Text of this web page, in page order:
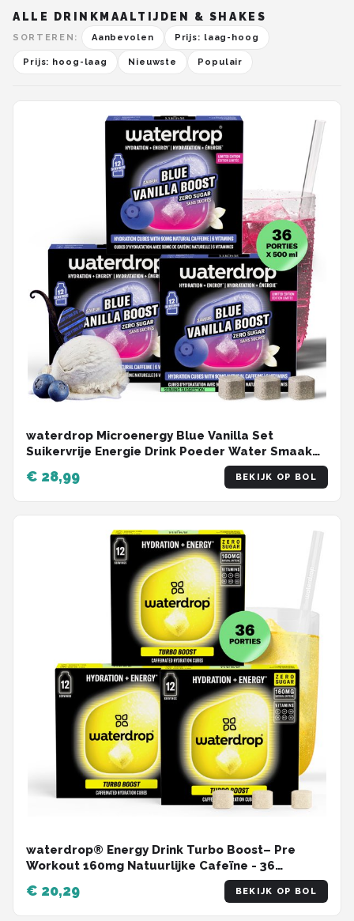
ALLE DRINKMAALTIJDEN & SHAKES
SORTEREN: Aanbevolen Prijs: laag-hoog
Prijs: hoog-laag Nieuwste Populair
waterdrop Microenergy Blue Vanilla Set
Suikervrije Energie Drink Poeder Water Smaak
Cafeïne Natuurlijk Caloriearm Focus Sport Werk
Hydratie
€ 28,99 BEKIJK OP BOL
waterdrop® Energy Drink Turbo Boost– Pre
Workout 160mg Natuurlijke Cafeïne - 36
bruistabletten voor water met smaak - Zonder
Suiker, Zero Calorieën, Vitamine C & B,
Energiedrank - Ideaal vóór de Training,
€ 20,29 BEKIJK OP BOL